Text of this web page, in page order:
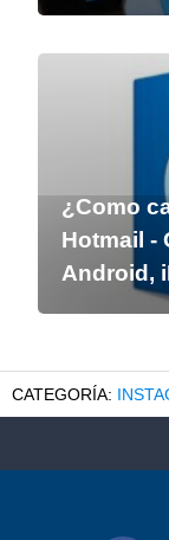
¿Como
Hotmail -
Android,